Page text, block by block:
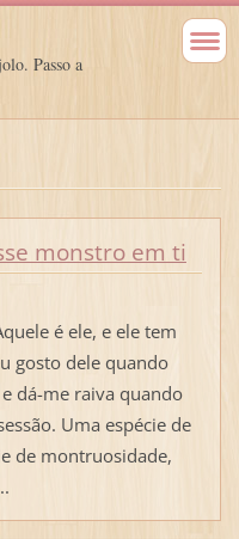
Passo a
monstro em ti
é ele, e ele tem
gosto dele quando
dá-me raiva quando
Uma espécie de
de montruosidade,